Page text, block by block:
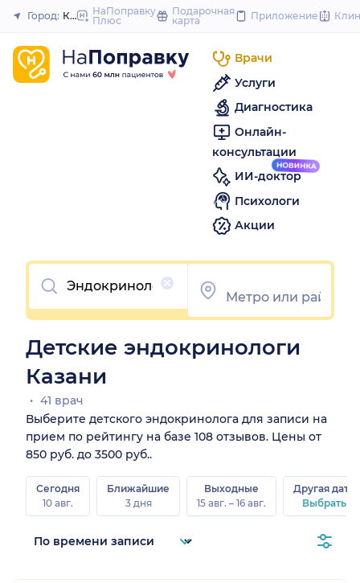
to
Закрыть
Город: КазаньНаПоправку
Плюс
Подарочная
карта
Приложение
Врачи
Услуги
Диагностика
Онлайн-
консультации
ИИ-доктор
Психологи
Акции
Очистить
Детские эндокринологи
Казани
41 врач
Выберите детского эндокринолога для записи на
прием по рейтингу на базе 108 отзывов. Цены от
850 руб. до 3500 руб..
Сегодня
10 авг.
Ближайшие
3 дня
Выходные
15 авг. – 16 авг.
Другая дата
Выбрать